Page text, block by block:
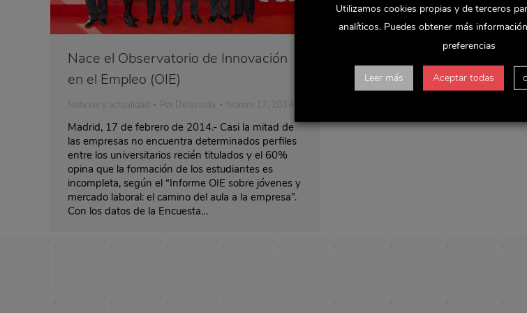
Nace el Observatorio de Innovación
en el Empleo (OIE)
Noticias y actualidad Por Delaviuda febrero 17, 2014
Madrid, 17 de febrero de 2014.- Casi la mitad de
las empresas no encuentra determinados perfiles
entre los universitarios recién titulados y el 60%
opina que la formación de los estudiantes es
incompleta, según el “Informe OIE sobre jóvenes y
mercado laboral: el camino del aula a la empresa”.
Con los datos de la Encuesta…
Utilizamos cookies propias y de terceros
analíticos. Puedes obtener más
preferencias
Leer más Aceptar todas